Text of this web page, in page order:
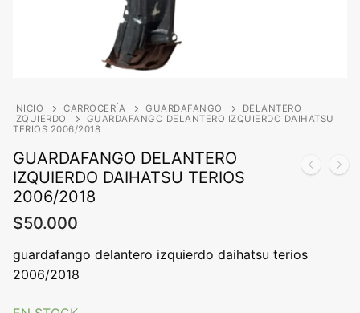
INICIO CARROCERÍA GUARDAFANGO
DELANTERO
IZQUIERDO
GUARDAFANGO DELANTERO IZQUIERDO DAIHATSU
TERIOS 2006/2018
GUARDAFANGO DELANTERO
IZQUIERDO DAIHATSU TERIOS
2006/2018
$50.000
guardafango delantero izquierdo daihatsu terios
2006/2018